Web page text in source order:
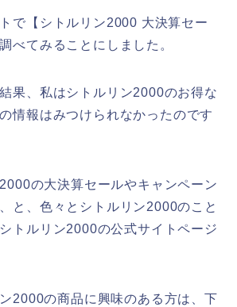
で【シトルリン2000 大決算セー
べてみることにしました。
果、私はシトルリン2000のお得な
情報はみつけられなかったのです
の大決算セールやキャンペーン
と、色々とシトルリン2000のこと
トルリン2000の公式サイトページ
2000の商品に興味のある方は、下